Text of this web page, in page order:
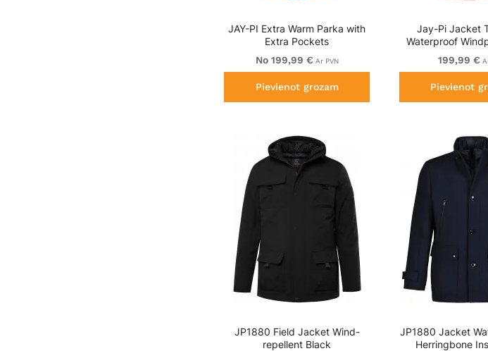
JAY-PI Extra Warm Parka with
Extra Pockets
No 199,99 € Ar PVN
Pievienot grozam
Jay-Pi Jacket
Waterproof
Pink
199,99 €
Pievienot
JP1880 Field Jacket Wind-
repellent Black
JP1880 Jacket
Herringbone